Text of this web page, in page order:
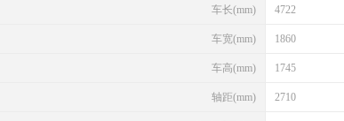
车长(mm) 4722
车宽(mm) 1860
车高(mm) 1745
轴距(mm) 2710